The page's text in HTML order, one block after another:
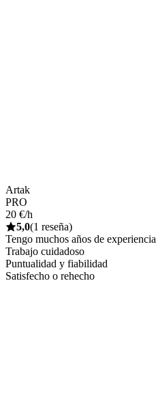
Artak
PRO
20 €/h
5,0(1 reseña)
Tengo muchos años de experiencia
Trabajo cuidadoso
Puntualidad y fiabilidad
Satisfecho o rehecho